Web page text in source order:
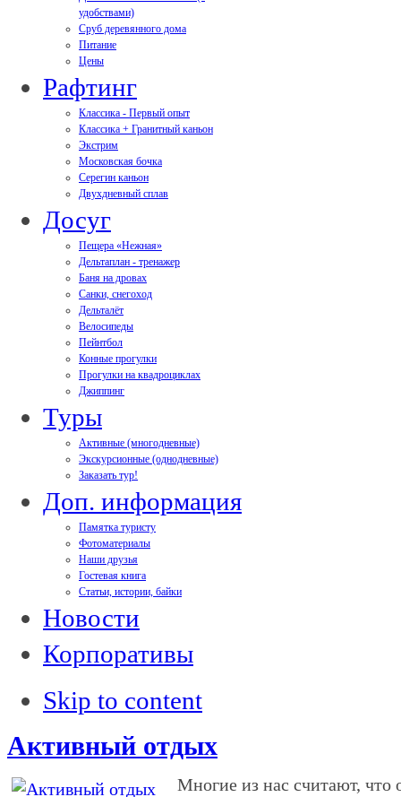
удобствами)
Сруб деревянного дома
Питание
Цены
Рафтинг
Классика - Первый опыт
Классика + Гранитный каньон
Экстрим
Московская бочка
Серегин каньон
Двухдневный сплав
Досуг
Пещера «Нежная»
Дельтаплан - тренажер
Баня на дровах
Cанки, снегоход
Дельталёт
Велосипеды
Пейнтбол
Конные прогулки
Прогулки на квадроциклах
Джиппинг
Туры
Активные (многодневные)
Экскурсионные (однодневные)
Заказать тур!
Доп. информация
Памятка туристу
Фотоматериалы
Наши друзья
Гостевая книга
Статьи, истории, байки
Новости
Корпоративы
Skip to content
Активный отдых
Многие из нас считают,